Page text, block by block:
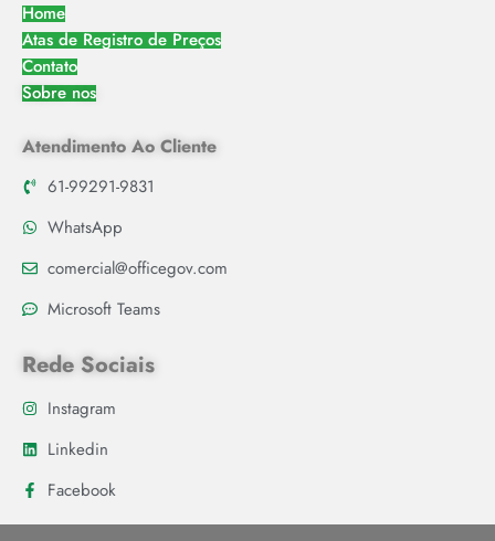
Home
Atas de Registro de Preços
Contato
Sobre nos
Atendimento Ao Cliente
61-99291-9831
WhatsApp
comercial@officegov.com
Microsoft Teams
Rede Sociais
Instagram
Linkedin
Facebook